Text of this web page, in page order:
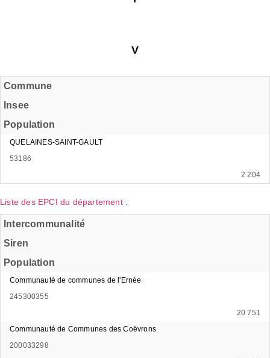
V
Commune
Insee
Population
QUELAINES-SAINT-GAULT
53186
2 204
Liste des EPCI du département :
Intercommunalité
Siren
Population
Communauté de communes de l'Ernée
245300355
20 751
Communauté de Communes des Coëvrons
200033298